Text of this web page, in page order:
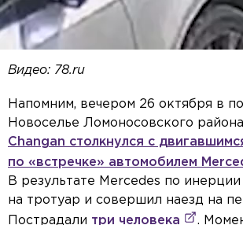
Видео: 78.ru
Напомним, вечером 26 октября в
Новоселье Ломоносовского
Changan столкнулся с
по «встречке» автомобилем
В результате Mercedes по
на тротуар и совершил наезд на
Пострадали три человека .